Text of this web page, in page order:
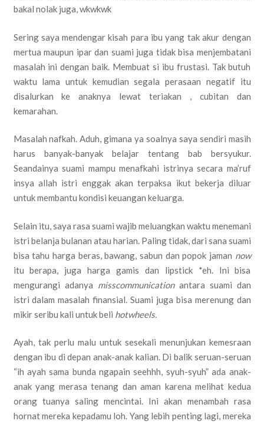
bakal nolak juga, wkwkwk
Sering saya mendengar kisah para ibu yang tak akur dengan
mertua maupun ipar dan suami juga tidak bisa menjembatani
masalah ini dengan baik. Membuat si ibu frustasi. Tak butuh
waktu lama untuk kemudian segala perasaan negatif itu
disalurkan ke anaknya lewat teriakan , cubitan dan
kemarahan.
Masalah nafkah. Aduh, gimana ya soalnya saya sendiri masih
harus banyak-banyak belajar tentang bab bersyukur.
Seandainya suami mampu menafkahi istrinya secara ma’ruf
insya allah istri enggak akan terpaksa ikut bekerja diluar
untuk membantu kondisi keuangan keluarga.
Selain itu, saya rasa suami wajib meluangkan waktu menemani
istri belanja bulanan atau harian. Paling tidak, dari sana suami
bisa tahu harga beras, bawang, sabun dan popok jaman now
itu berapa, juga harga gamis dan lipstick *eh. Ini bisa
mengurangi adanya misscommunicationantara suami dan
istri dalam masalah finansial. Suami juga bisa merenung dan
mikir seribu kali untuk beli hotwheels.
Ayah, tak perlu malu untuk sesekali menunjukan kemesraan
dengan ibu di depan anak-anak kalian. Di balik seruan-seruan
“ih ayah sama bunda ngapain seehhh, syuh-syuh” ada anak-
anak yang merasa tenang dan aman karena melihat kedua
orang tuanya saling mencintai. Ini akan menambah rasa
hornat mereka kepadamu loh. Yang lebih penting lagi, mereka